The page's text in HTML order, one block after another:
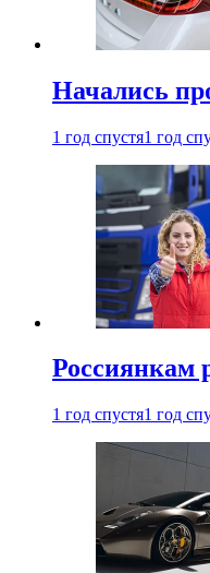
Начались
1 год спустя1 год
Россиянкам
1 год спустя1 год